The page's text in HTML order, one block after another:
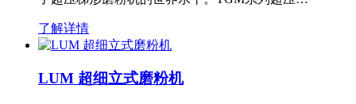
了解详情
LUM 超细立式磨粉机